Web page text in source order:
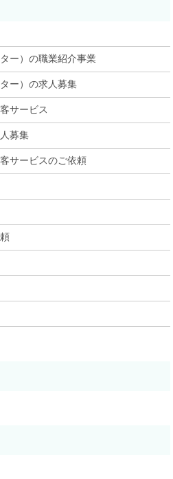
ー）の職業紹介事業
ー）の求人募集
サービス
募集
サービスのご依頼